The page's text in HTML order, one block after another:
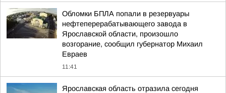
Обломки БПЛА попали в резервуары
нефтеперерабатывающего завода в
Ярославской области, произошло
возгорание, сообщил губернатор Михаил
Евраев
11:41
Ярославская область отразила сегодня